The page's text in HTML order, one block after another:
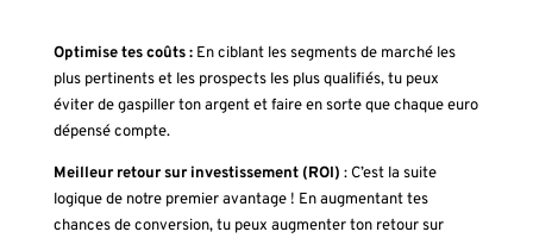
Optimise tes coûts : En ciblant les segments de marché les
plus pertinents et les prospects les plus qualifiés, tu peux
éviter de gaspiller ton argent et faire en sorte que chaque euro
dépensé compte.
Meilleur retour sur investissement (ROI) : C’est la suite
logique de notre premier avantage ! En augmentant tes
chances de conversion, tu peux augmenter ton retour sur